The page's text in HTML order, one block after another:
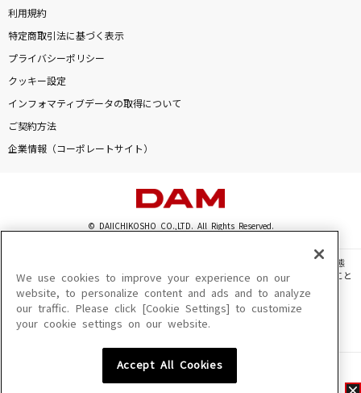
利用規約
特定商取引法に基づく表示
プライバシーポリシー
クッキー設定
インフォマティブデータの取得について
ご契約方法
企業情報（コーポレートサイト）
© DAIICHIKOSHO CO.,LTD. All Rights Reserved.
このサイトに掲載されている一切の文章・画像・写真・動画・音声等を、手段や形態
を問わず、著作権法の定める範囲を超えて無断で複製、転載、ファイル化などすること
を禁じます。
楽曲及びコンテンツは、機種によりご利用いただけない場合があります。
楽曲及びコンテンツの配信日、配信内容が変更になる場合があります。
We use cookies to improve your experience on our
website, to personalize content and ads and to analyze
our traffic. Please click [Cookie Settings] to customize
your cookie settings on our website.
Accept All Cookies